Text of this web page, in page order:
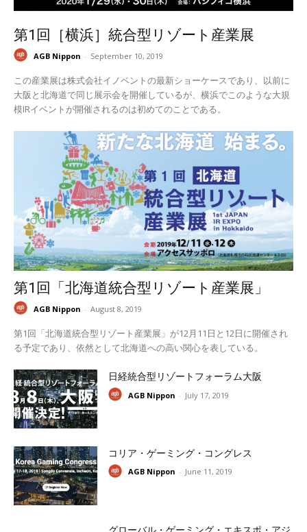
第1回［横浜］統合型リゾート産業展
AGB Nippon - September 10, 2019
この産業展は株式会社イノベントの最新ショーケースであり、以前に
大阪と北海道で同じ展示会を開催しているが、横浜でこのような大規
模IRイベントが開催されるのは初めてのことである。
第1回「北海道統合型リゾート産業展」
AGB Nippon - August 8, 2019
第1回「北海道統合型リゾート産業展」が12月11日と12日に開催され
る予定であり、依然として北海道への高い関心を表している。
日経統合型リゾートフォーラム大阪
AGB Nippon - July 17, 2019
コリア・ゲーミング・コングレス
AGB Nippon - June 11, 2019
グローバル・ゲーミング・エキスポ・アジ